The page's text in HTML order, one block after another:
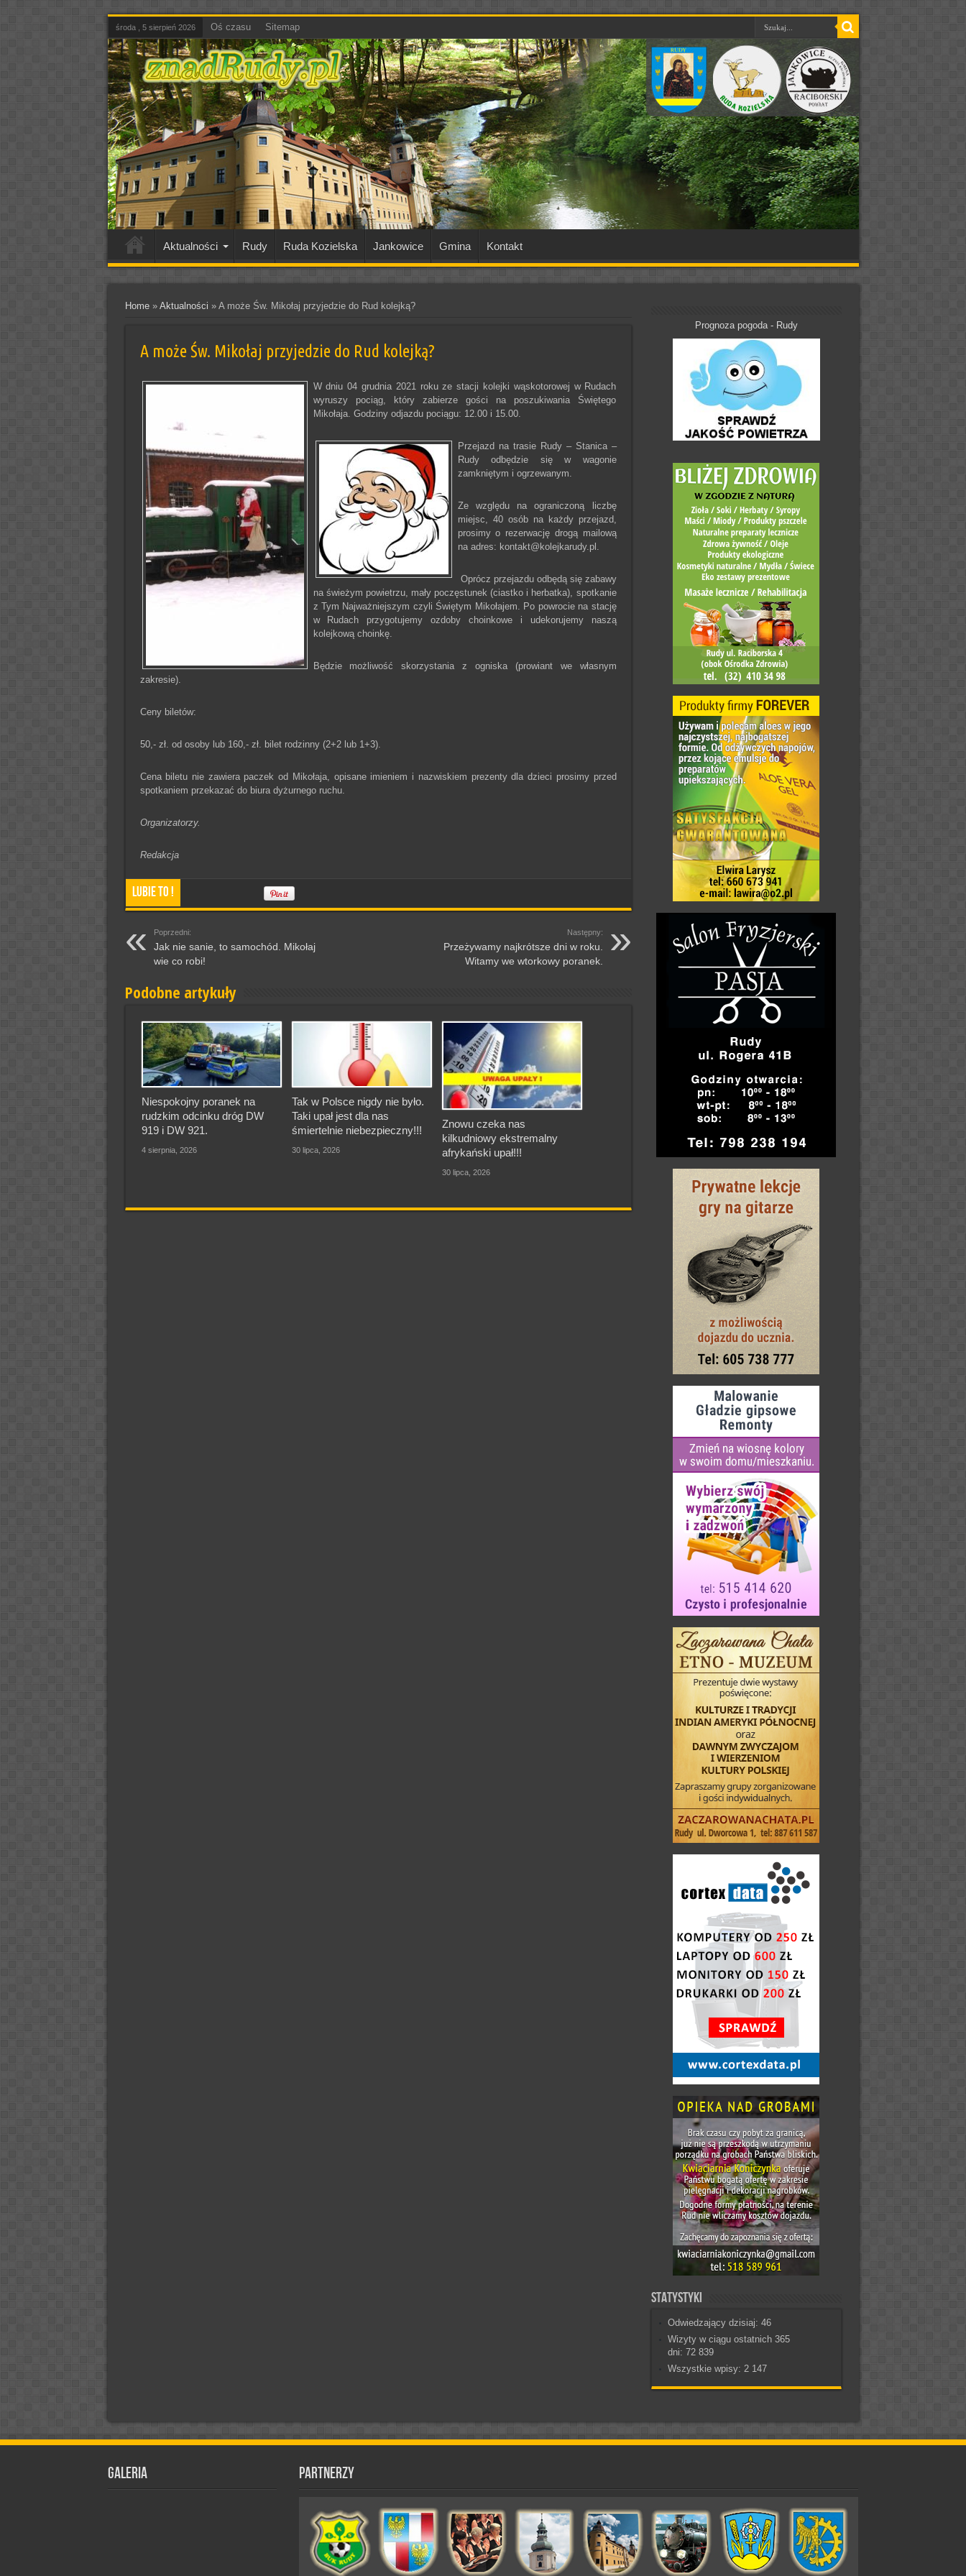
środa , 5 sierpień 2026 Oś czasu Sitemap
Aktualności Rudy Ruda Kozielska Jankowice Gmina Kontakt
Home» Aktualności » A może Św. Mikołaj przyjedzie do Rud kolejką?
A może Św. Mikołaj przyjedzie do Rud kolejką?
W dniu 04 grudnia 2021 roku ze stacji kolejki wąskotorowej w Rudach
wyruszy pociąg, który zabierze gości na poszukiwania Świętego
Mikołaja. Godziny odjazdu pociągu: 12.00 i 15.00.
Przejazd na trasie Rudy – Stanica –
Rudy odbędzie się w wagonie
zamkniętym i ogrzewanym.
Ze względu na ograniczoną liczbę
miejsc, 40 osób na każdy przejazd,
prosimy o rezerwację drogą mailową
na adres: kontakt@kolejkarudy.pl.
Oprócz przejazdu odbędą się zabawy
na świeżym powietrzu, mały poczęstunek (ciastko i herbatka), spotkanie
z Tym Najważniejszym czyli Świętym Mikołajem. Po powrocie na stację
w Rudach przygotujemy ozdoby choinkowe i udekorujemy naszą
kolejkową choinkę.
Będzie możliwość skorzystania z ogniska (prowiant we własnym
zakresie).
Ceny biletów:
50,- zł. od osoby lub 160,- zł. bilet rodzinny (2+2 lub 1+3).
Cena biletu nie zawiera paczek od Mikołaja, opisane imieniem i nazwiskiem prezenty dla dzieci prosimy przed
spotkaniem przekazać do biura dyżurnego ruchu.
Organizatorzy.
Redakcja
Lubie To !
Poprzedni:
Jak nie sanie, to samochód. Mikołaj
wie co robi!
Następny:
Przeżywamy najkrótsze dni w roku.
Witamy we wtorkowy poranek.
Podobne artykuły
Niespokojny poranek na
rudzkim odcinku dróg DW
919 i DW 921.
4 sierpnia, 2026
Tak w Polsce nigdy nie było.
Taki upał jest dla nas
śmiertelnie niebezpieczny!!!
30 lipca, 2026
Znowu czeka nas
kilkudniowy ekstremalny
afrykański upał!!!
30 lipca, 2026
Prognoza pogoda - Rudy
Statystyki
Odwiedzający dzisiaj: 46
Wizyty w ciągu ostatnich 365
dni: 72 839
Wszystkie wpisy: 2 147
Galeria Partnerzy